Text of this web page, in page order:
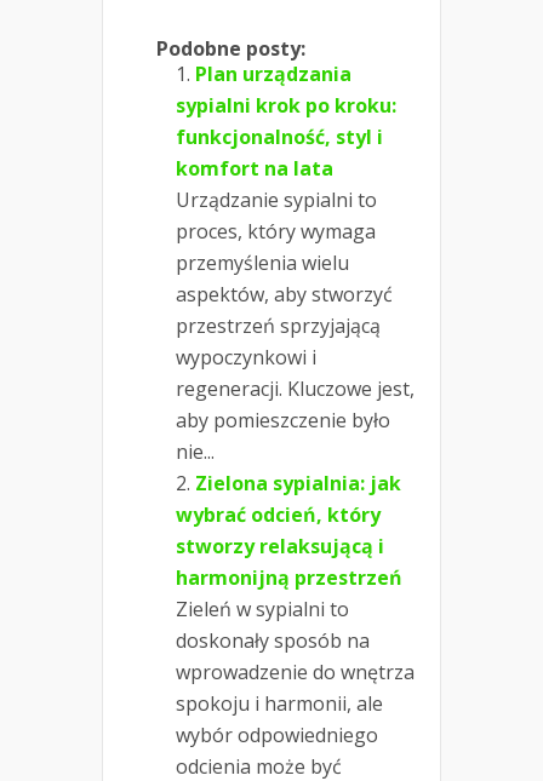
Podobne posty:
Plan urządzania
sypialni krok po kroku:
funkcjonalność, styl i
komfort na lata
Urządzanie sypialni to
proces, który wymaga
przemyślenia wielu
aspektów, aby stworzyć
przestrzeń sprzyjającą
wypoczynkowi i
regeneracji. Kluczowe jest,
aby pomieszczenie było
nie...
Zielona sypialnia: jak
wybrać odcień, który
stworzy relaksującą i
harmonijną przestrzeń
Zieleń w sypialni to
doskonały sposób na
wprowadzenie do wnętrza
spokoju i harmonii, ale
wybór odpowiedniego
odcienia może być